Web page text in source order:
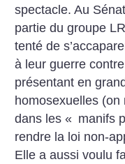
spectacle. Au
partie du groupe
tenté de
à leur guerre
présentant en
homosexuelles
dans les « manifs
rendre la loi non-
Elle a aussi voulu